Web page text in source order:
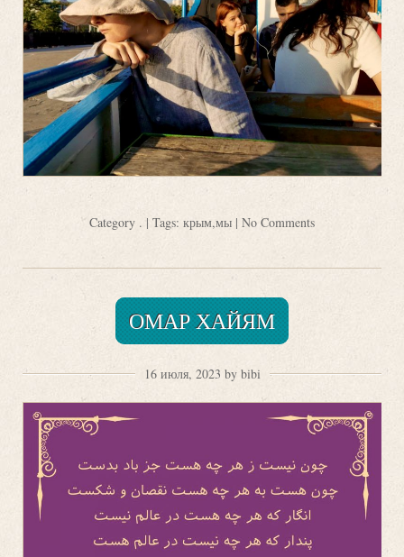
Category . | Tags: крым,мы | No Comments
ОМАР ХАЙЯМ
16 июля, 2023 by bibi